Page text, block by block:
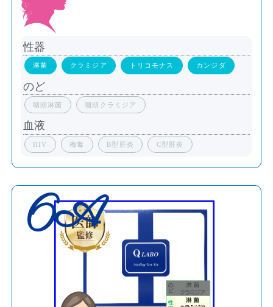
性器
淋菌 クラミジア トリコモナス カンジダ
のど
咽頭淋菌 咽頭クラミジア
血液
HIV 梅毒 B型肝炎 C型肝炎
6A